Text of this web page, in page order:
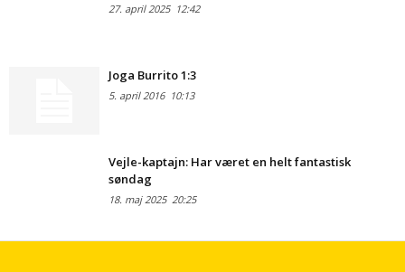
27. april 202512:42
Joga Burrito 1:3
5. april 201610:13
Vejle-kaptajn: Har været en helt fantastisk
søndag
18. maj 202520:25